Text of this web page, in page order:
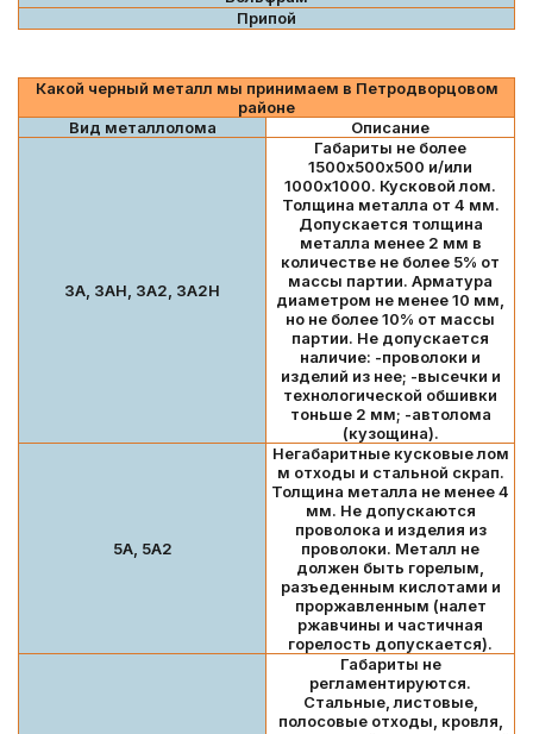
Припой
Какой черный металл мы принимаем в Петродворцовом
районе
Вид металлолома
Описание
3А, 3АН, 3А2, 3А2Н
Габариты не более
1500х500х500 и/или
1000х1000. Кусковой лом.
Толщина металла от 4 мм.
Допускается толщина
металла менее 2 мм в
количестве не более 5% от
массы партии. Арматура
диаметром не менее 10 мм,
но не более 10% от массы
партии. Не допускается
наличие: -проволоки и
изделий из нее; -высечки и
технологической обшивки
тоньше 2 мм; -автолома
(кузощина).
5А, 5А2
Негабаритные кусковые лом
м отходы и стальной скрап.
Толщина металла не менее 4
мм. Не допускаются
проволока и изделия из
проволоки. Металл не
должен быть горелым,
разъеденным кислотами и
проржавленным (налет
ржавчины и частичная
горелость допускается).
Габариты не
регламентируются.
Стальные, листовые,
полосовые отходы, кровля,